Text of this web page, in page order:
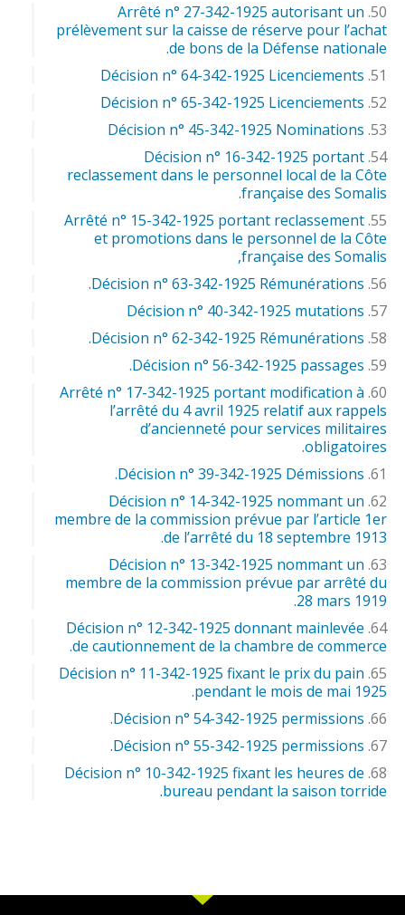
Arrêté n° 27-342-1925 autorisant un
prélèvement sur la caisse de réserve pour l’achat
de bons de la Défense nationale.
Décision n° 64-342-1925 Licenciements
Décision n° 65-342-1925 Licenciements
Décision n° 45-342-1925 Nominations
Décision n° 16-342-1925 portant
reclassement dans le personnel local de la Côte
française des Somalis.
Arrêté n° 15-342-1925 portant reclassement
et promotions dans le personnel de la Côte
française des Somalis,
Décision n° 63-342-1925 Rémunérations.
Décision n° 40-342-1925 mutations
Décision n° 62-342-1925 Rémunérations.
Décision n° 56-342-1925 passages.
Arrêté n° 17-342-1925 portant modification à
l’arrêté du 4 avril 1925 relatif aux rappels
d’ancienneté pour services militaires
obligatoires.
Décision n° 39-342-1925 Démissions.
Décision n° 14-342-1925 nommant un
membre de la commission prévue par l’article 1er
de l’arrêté du 18 septembre 1913.
Décision n° 13-342-1925 nommant un
membre de la commission prévue par arrêté du
28 mars 1919.
Décision n° 12-342-1925 donnant mainlevée
de cautionnement de la chambre de commerce.
Décision n° 11-342-1925 fixant le prix du pain
pendant le mois de mai 1925.
Décision n° 54-342-1925 permissions.
Décision n° 55-342-1925 permissions.
Décision n° 10-342-1925 fixant les heures de
bureau pendant la saison torride.